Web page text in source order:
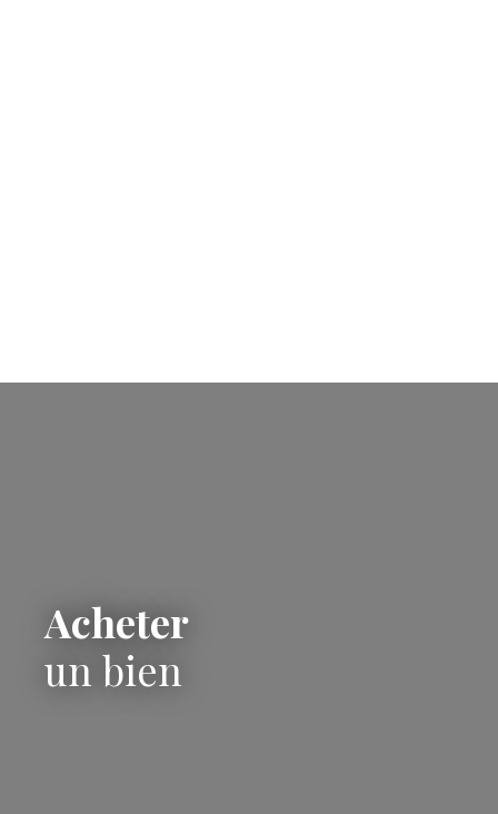
Acheter
un bien